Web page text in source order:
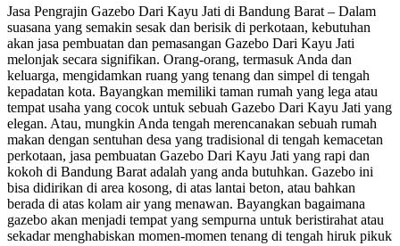
Jasa Pengrajin Gazebo Dari Kayu Jati di Bandung Barat – Dalam
suasana yang semakin sesak dan berisik di perkotaan, kebutuhan
akan jasa pembuatan dan pemasangan Gazebo Dari Kayu Jati
melonjak secara signifikan. Orang-orang, termasuk Anda dan
keluarga, mengidamkan ruang yang tenang dan simpel di tengah
kepadatan kota. Bayangkan memiliki taman rumah yang lega atau
tempat usaha yang cocok untuk sebuah Gazebo Dari Kayu Jati yang
elegan. Atau, mungkin Anda tengah merencanakan sebuah rumah
makan dengan sentuhan desa yang tradisional di tengah kemacetan
perkotaan, jasa pembuatan Gazebo Dari Kayu Jati yang rapi dan
kokoh di Bandung Barat adalah yang anda butuhkan. Gazebo ini
bisa didirikan di area kosong, di atas lantai beton, atau bahkan
berada di atas kolam air yang menawan. Bayangkan bagaimana
gazebo akan menjadi tempat yang sempurna untuk beristirahat atau
sekadar menghabiskan momen-momen tenang di tengah hiruk pikuk